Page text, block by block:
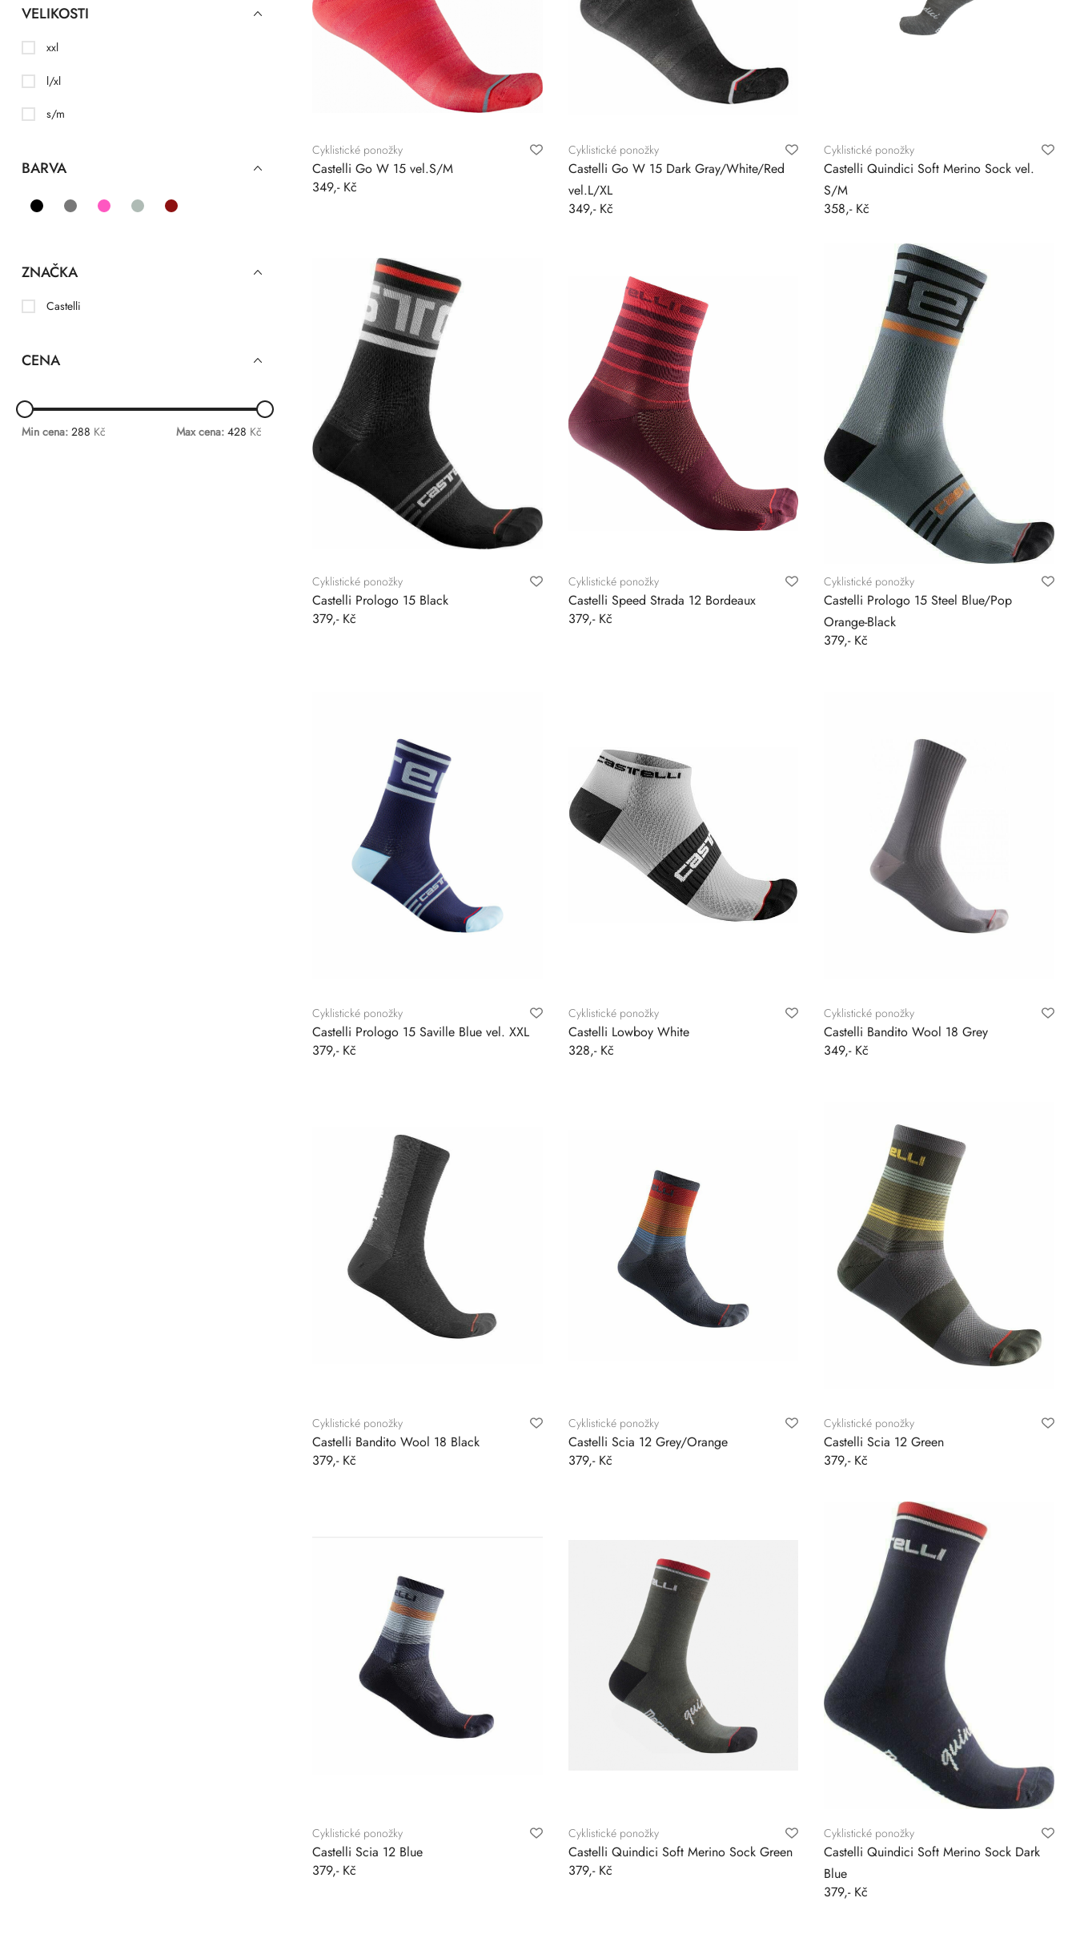
VELIKOSTI
xxl
l/xl
s/m
BARVA
ZNAČKA
Castelli
CENA
Min cena: 288 Kč Max cena: 428 Kč
Cyklistické ponožky
Castelli Go W 15 vel.S/M
349,- Kč
Cyklistické ponožky
Castelli Go W 15 Dark Gray/White/Red
vel.L/XL
349,- Kč
Cyklistické ponožky
Castelli Quindici Soft Merino Sock vel.
S/M
358,- Kč
Cyklistické ponožky
Castelli Prologo 15 Black
379,- Kč
Cyklistické ponožky
Castelli Speed Strada 12 Bordeaux
379,- Kč
Cyklistické ponožky
Castelli Prologo 15 Steel Blue/Pop
Orange-Black
379,- Kč
Cyklistické ponožky
Castelli Prologo 15 Saville Blue vel. XXL
379,- Kč
Cyklistické ponožky
Castelli Lowboy White
328,- Kč
Cyklistické ponožky
Castelli Bandito Wool 18 Grey
349,- Kč
Cyklistické ponožky
Castelli Bandito Wool 18 Black
379,- Kč
Cyklistické ponožky
Castelli Scia 12 Grey/Orange
379,- Kč
Cyklistické ponožky
Castelli Scia 12 Green
379,- Kč
Cyklistické ponožky
Castelli Scia 12 Blue
379,- Kč
Cyklistické ponožky
Castelli Quindici Soft Merino Sock Green
379,- Kč
Cyklistické ponožky
Castelli Quindici Soft Merino Sock Dark
Blue
379,- Kč